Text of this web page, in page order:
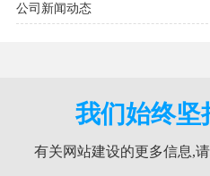
公司新闻动态
我们始终坚
有关网站建设的更多信息,